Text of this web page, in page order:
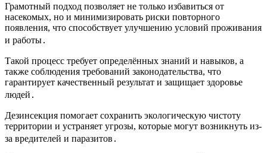
Грамотный подход позволяет не только избавиться от
насекомых, но и минимизировать риски повторного
появления, что способствует улучшению условий проживания
и работы․
Такой процесс требует определённых знаний и навыков, а
также соблюдения требований законодательства, что
гарантирует качественный результат и защищает здоровье
людей․
Дезинсекция помогает сохранить экологическую чистоту
территории и устраняет угрозы, которые могут возникнуть из-
за вредителей и паразитов․